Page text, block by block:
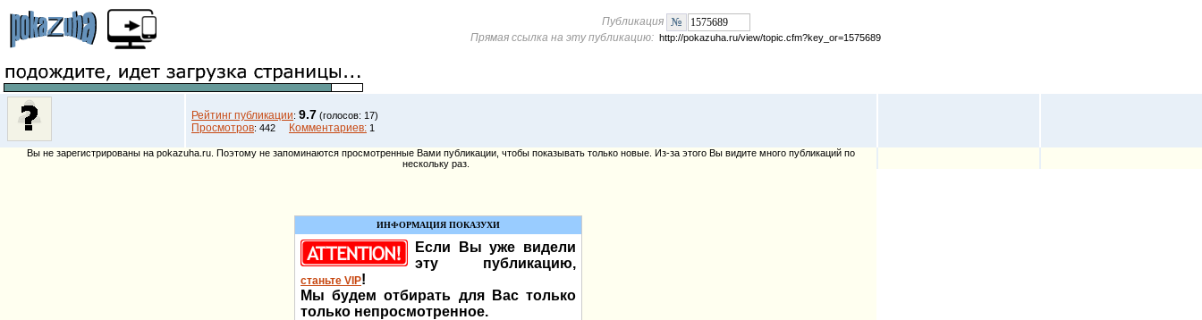
Публикация
Прямая ссылка на эту публикацию: http://pokazuha.ru/view/topic.cfm?key_or=1575689
Рейтинг публикации: 9.7 (голосов: 17)
Просмотров: 442 Комментариев: 1
Вы не зарегистрированы на pokazuha.ru. Поэтому не запоминаются просмотренные Вами публикации, чтобы показывать только новые. Из-за этого Вы видите много публикаций по
нескольку раз.
ИНФОРМАЦИЯ ПОКАЗУХИ
Если Вы уже видели
эту публикацию,
станьте VIP!
Мы будем отбирать для Вас только
только непросмотренное.